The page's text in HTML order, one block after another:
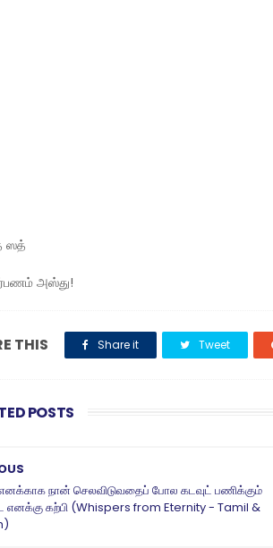
ஸத்
அஸ்து!
THIS Share it Tweet
POSTS
நான் செலவிடுவதைப் போல கடவுட் பணிக்கும்
எனக்கு கற்பி (Whispers from Eternity - Tamil &